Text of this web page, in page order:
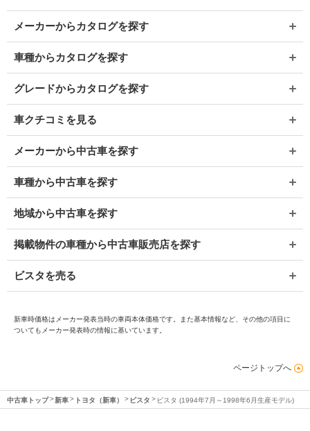
メーカーからカタログを探す
車種からカタログを探す
グレードからカタログを探す
車クチコミを見る
メーカーから中古車を探す
車種から中古車を探す
地域から中古車を探す
掲載物件の車種から中古車販売店を探す
ビスタを売る
新車時価格はメーカー発表当時の車両本体価格です。また基本情報など、その他の項目に
ついてもメーカー発表時の情報に基いています。
ページトップへ
中古車トップ 新車 トヨタ（新車） ビスタ ビスタ (1994年7月～1998年6月生産モデル)